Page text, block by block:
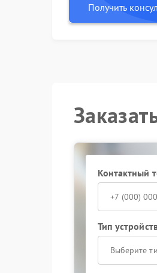
Получить
Контактный
Тип
Выберите